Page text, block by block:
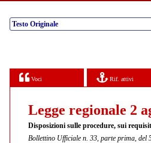
Testo Originale
Voci Rif. attivi
Legge regionale 2
Disposizioni sulle procedure, sui
Bollettino Ufficiale n. 33, parte prima, del